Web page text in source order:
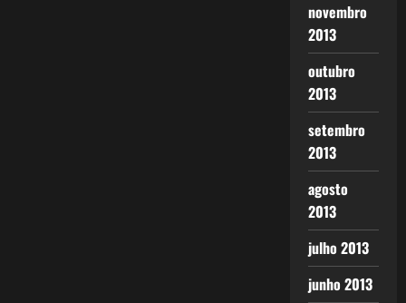
novembro
2013
outubro
2013
setembro
2013
agosto
2013
julho 2013
junho 2013